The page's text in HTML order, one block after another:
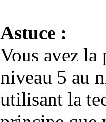
Astuce :
Vous avez
niveau 5 au
utilisant la